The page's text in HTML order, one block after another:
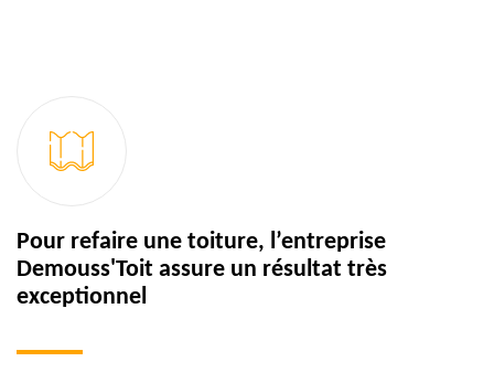
Pour refaire une toiture, l’entreprise
Demouss'Toit assure un résultat très
exceptionnel